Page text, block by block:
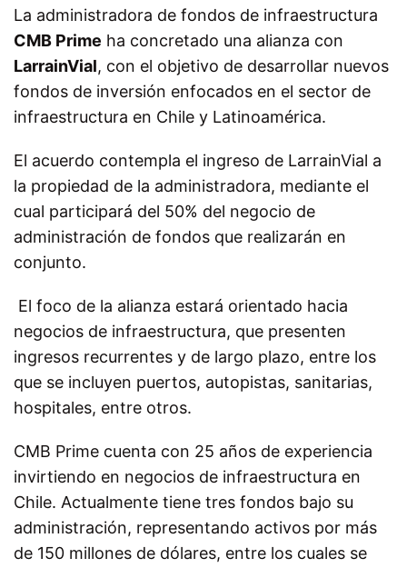
La administradora de fondos de infraestructura
CMB Prime ha concretado una alianza con
LarrainVial, con el objetivo de desarrollar nuevos
fondos de inversión enfocados en el sector de
infraestructura en Chile y Latinoamérica.
El acuerdo contempla el ingreso de LarrainVial a
la propiedad de la administradora, mediante el
cual participará del 50% del negocio de
administración de fondos que realizarán en
conjunto.
El foco de la alianza estará orientado hacia
negocios de infraestructura, que presenten
ingresos recurrentes y de largo plazo, entre los
que se incluyen puertos, autopistas, sanitarias,
hospitales, entre otros.
CMB Prime cuenta con 25 años de experiencia
invirtiendo en negocios de infraestructura en
Chile. Actualmente tiene tres fondos bajo su
administración, representando activos por más
de 150 millones de dólares, entre los cuales se